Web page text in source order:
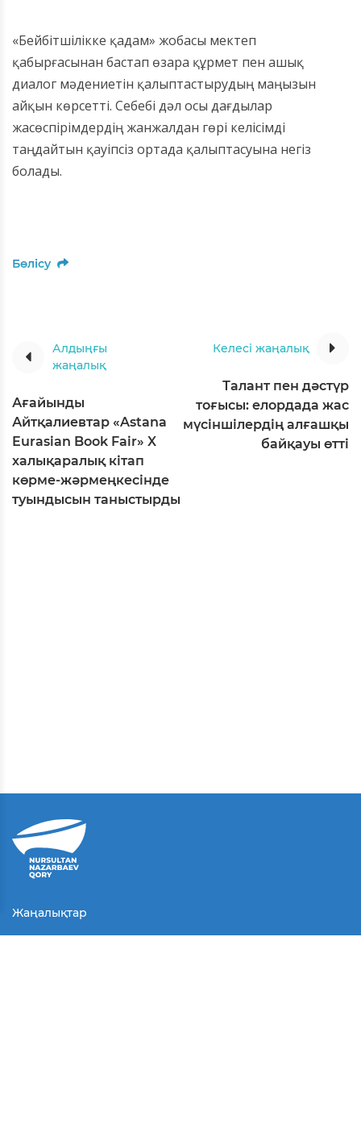
«Бейбітшілікке қадам» жобасы мектеп
қабырғасынан бастап өзара құрмет пен ашық
диалог мәдениетін қалыптастырудың маңызын
айқын көрсетті. Себебі дәл осы дағдылар
жасөспірімдердің жанжалдан гөрі келісімді
таңдайтын қауіпсіз ортада қалыптасуына негіз
болады.
Бөлісу
Алдыңғы
жаңалық
Ағайынды
Айтқалиевтар «Astana
Eurasian Book Fair» X
халықаралық кітап
көрме-жәрмеңкесінде
туындысын таныстырды
Келесі жаңалық
Талант пен дәстүр
тоғысы: елордада жас
мүсіншілердің алғашқы
байқауы өтті
Жаңалықтар